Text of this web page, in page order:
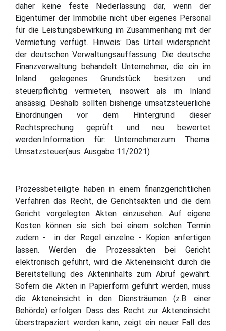
daher keine feste Niederlassung dar, wenn der
Eigentümer der Immobilie nicht über eigenes Personal
für die Leistungsbewirkung im Zusammenhang mit der
Vermietung verfügt. Hinweis: Das Urteil widerspricht
der deutschen Verwaltungsauffassung. Die deutsche
Finanzverwaltung behandelt Unternehmer, die ein im
Inland gelegenes Grundstück besitzen und
steuerpflichtig vermieten, insoweit als im Inland
ansässig. Deshalb sollten bisherige umsatzsteuerliche
Einordnungen vor dem Hintergrund dieser
Rechtsprechung geprüft und neu bewertet
werden.Information für: Unternehmerzum Thema:
Umsatzsteuer(aus: Ausgabe 11/2021)
Prozessbeteiligte haben in einem finanzgerichtlichen
Verfahren das Recht, die Gerichtsakten und die dem
Gericht vorgelegten Akten einzusehen. Auf eigene
Kosten können sie sich bei einem solchen Termin
zudem - in der Regel einzelne - Kopien anfertigen
lassen. Werden die Prozessakten bei Gericht
elektronisch geführt, wird die Akteneinsicht durch die
Bereitstellung des Akteninhalts zum Abruf gewährt.
Sofern die Akten in Papierform geführt werden, muss
die Akteneinsicht in den Diensträumen (z.B. einer
Behörde) erfolgen. Dass das Recht zur Akteneinsicht
überstrapaziert werden kann, zeigt ein neuer Fall des